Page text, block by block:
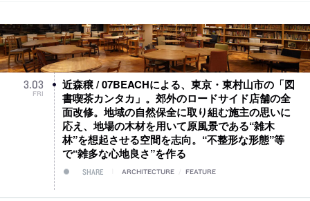
3.03
FRI
近森穣 / 07BEACHによる、東京・東村山市の「図
書喫茶カンタカ」。郊外のロードサイド店舗の全
面改修。地域の自然保全に取り組む施主の思いに
応え、地場の木材を用いて原風景である“雑木
林”を想起させる空間を志向。“不整形な形態”等
で“雑多な心地良さ”を作る
SHARE ARCHITECTURE FEATURE